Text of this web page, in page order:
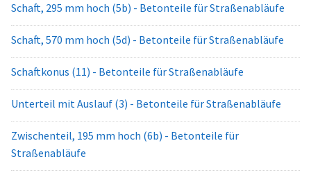
Schaft, 295 mm hoch (5b) - Betonteile für Straßenabläufe
Schaft, 570 mm hoch (5d) - Betonteile für Straßenabläufe
Schaftkonus (11) - Betonteile für Straßenabläufe
Unterteil mit Auslauf (3) - Betonteile für Straßenabläufe
Zwischenteil, 195 mm hoch (6b) - Betonteile für
Straßenabläufe